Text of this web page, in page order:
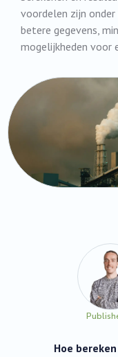
voordelen zijn
betere gegevens,
mogelijkheden voor
Hoe